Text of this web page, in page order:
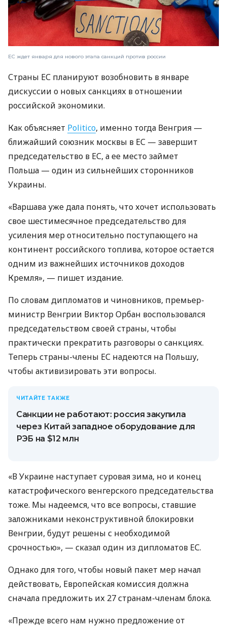
ЕС ждет января для нового этапа санкций против россии
Страны ЕС планируют возобновить в январе
дискуссии о новых санкциях в отношении
российской экономики.
Как объясняет Politico, именно тогда Венгрия —
ближайший союзник москвы в ЕС — завершит
председательство в ЕС, а ее место займет
Польша — один из сильнейших сторонников
Украины.
«Варшава уже дала понять, что хочет использовать
свое шестимесячное председательство для
усиления мер относительно поступающего на
континент российского топлива, которое остается
одним из важнейших источников доходов
Кремля», — пишет издание.
По словам дипломатов и чиновников, премьер-
министр Венгрии Виктор Орбан воспользовался
председательством своей страны, чтобы
практически прекратить разговоры о санкциях.
Теперь страны-члены ЕС надеются на Польшу,
чтобы активизировать эти вопросы.
ЧИТАЙТЕ ТАКЖЕ
Санкции не работают: россия закупила
через Китай западное оборудование для
РЭБ на $12 млн
«В Украине наступает суровая зима, но и конец
катастрофического венгерского председательства
тоже. Мы надеемся, что все вопросы, ставшие
заложниками неконструктивной блокировки
Венгрии, будут решены с необходимой
срочностью», — сказал один из дипломатов ЕС.
Однако для того, чтобы новый пакет мер начал
действовать, Европейская комиссия должна
сначала предложить их 27 странам-членам блока.
«Прежде всего нам нужно предложение от